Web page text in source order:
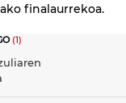
finalaurrekoa.
(1)